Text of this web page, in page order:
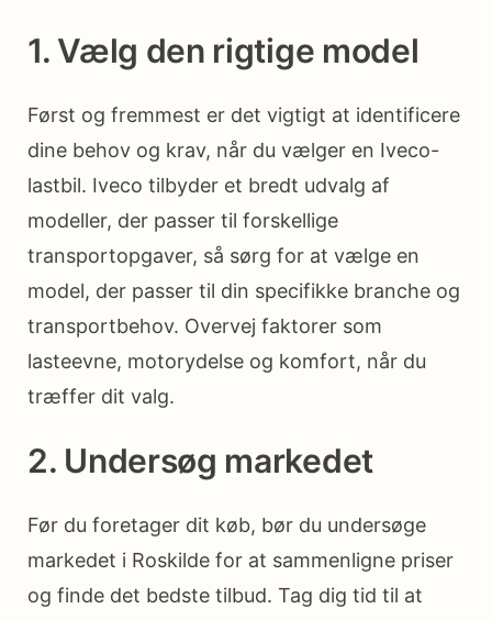
1. Vælg den rigtige model
Først og fremmest er det vigtigt at identificere
dine behov og krav, når du vælger en Iveco-
lastbil. Iveco tilbyder et bredt udvalg af
modeller, der passer til forskellige
transportopgaver, så sørg for at vælge en
model, der passer til din specifikke branche og
transportbehov. Overvej faktorer som
lasteevne, motorydelse og komfort, når du
træffer dit valg.
2. Undersøg markedet
Før du foretager dit køb, bør du undersøge
markedet i Roskilde for at sammenligne priser
og finde det bedste tilbud. Tag dig tid til at